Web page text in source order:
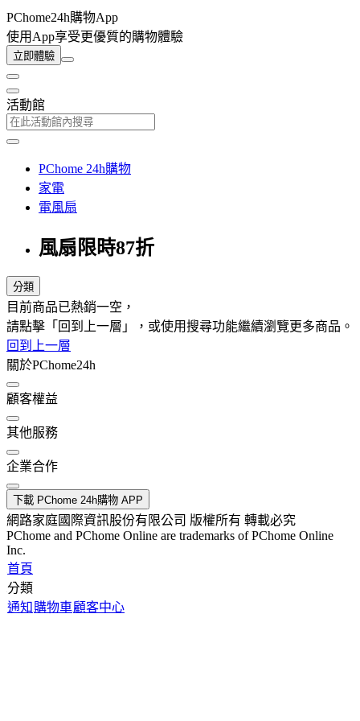
PChome24h購物App
使用App享受更優質的購物體驗
立即體驗
活動館
PChome 24h購物
家電
電風扇
風扇限時87折
分類
目前商品已熱銷一空，
請點擊「回到上一層」，或使用搜尋功能繼續瀏覽更多商品。
回到上一層
關於PChome24h
顧客權益
其他服務
企業合作
下載 PChome 24h購物 APP
網路家庭國際資訊股份有限公司 版權所有 轉載必究
PChome and PChome Online are trademarks of PChome Online
Inc.
首頁
分類
通知 購物車顧客中心